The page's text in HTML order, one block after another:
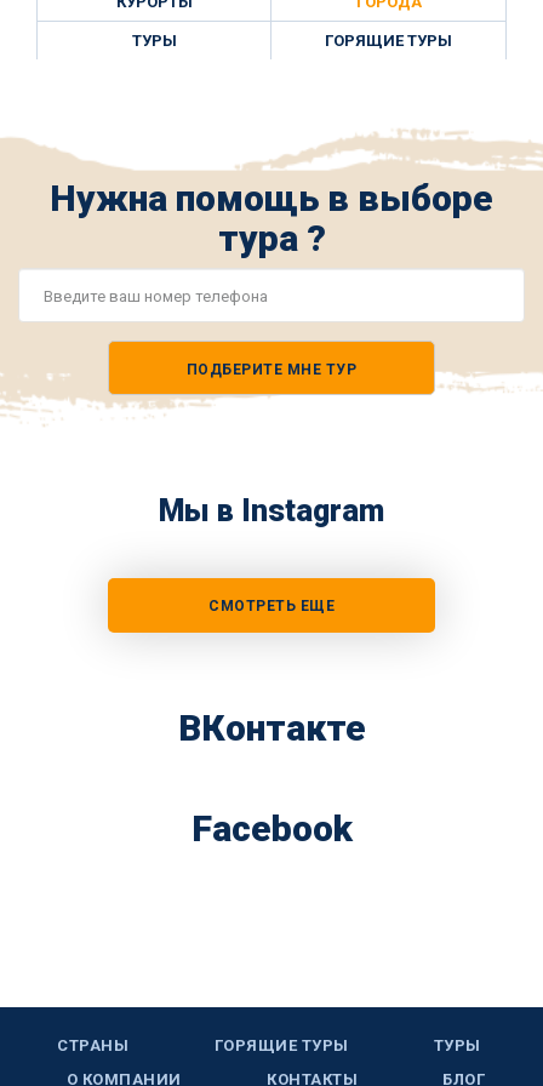
ТУРЫ ГОРЯЩИЕ ТУРЫ
Нужна помощь в выборе
тура ?
ПОДБЕРИТЕ МНЕ ТУР
Мы в Instagram
СМОТРЕТЬ ЕЩЕ
ВКонтакте
Facebook
СТРАНЫ ГОРЯЩИЕ ТУРЫ
ТУРЫ
О КОМПАНИИ
КОНТАКТЫ БЛОГ